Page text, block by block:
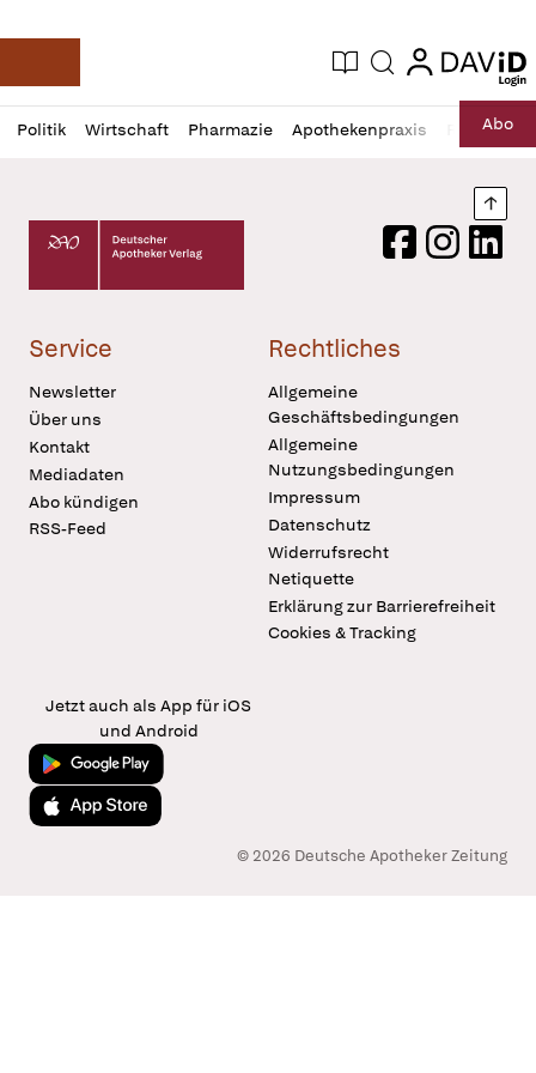
Deutsche Apotheker Zeitung
Aktuelle Ausgabe
Suche login
login
Politik Wirtschaft Pharmazie Apothekenpraxis RechtAbo
Profil
öffnen
Daz
Pur
Deutscher Apotheker Verlag Logo
FacebookInstagram
Service
Newsletter
Über uns
Kontakt
Mediadaten
Abo kündigen
RSS-Feed
Rechtliches
Allgemeine
Geschäftsbedingungen
Allgemeine
Nutzungsbedingungen
Impressum
Datenschutz
Widerrufsrecht
Netiquette
Erklärung zur Barrierefreiheit
Cookies & Tracking
Jetzt auch als App für iOS
und Android
Jetzt bei Google Play
Laden im App Store
© 2026 Deutsche Apotheker Zeitung